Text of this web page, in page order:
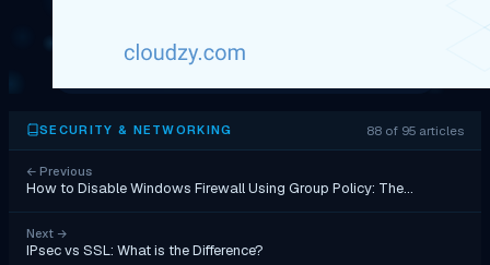
SECURITY & NETWORKING 88 of 95 articles
← Previous
How to Disable Windows Firewall Using Group Policy: The…
Next →
IPsec vs SSL: What is the Difference?